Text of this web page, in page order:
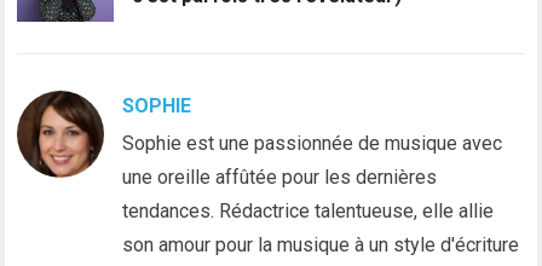
SOPHIE
Sophie est une passionnée de musique avec
une oreille affûtée pour les dernières
tendances. Rédactrice talentueuse, elle allie
son amour pour la musique à un style d'écriture